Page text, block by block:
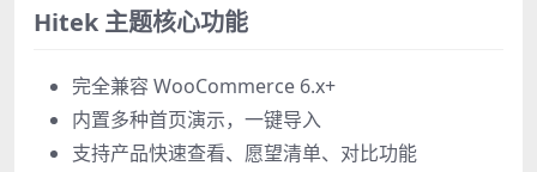
Hitek 主题核心功能
完全兼容 WooCommerce 6.x+
内置多种首页演示，一键导入
支持产品快速查看、愿望清单、对比功能